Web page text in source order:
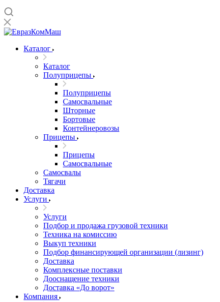
Каталог
Каталог
Полуприцепы
Полуприцепы
Самосвальные
Шторные
Бортовые
Контейнеровозы
Прицепы
Прицепы
Самосвальные
Самосвалы
Тягачи
Доставка
Услуги
Услуги
Подбор и продажа грузовой техники
Техника на комиссию
Выкуп техники
Подбор финансирующей организации (лизинг)
Доставка
Комплексные поставки
Дооснащение техники
Доставка «До ворот»
Компания